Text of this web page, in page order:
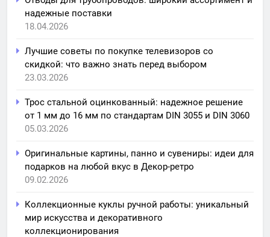
надежные поставки
18.04.2026
Лучшие советы по покупке телевизоров со
скидкой: что важно знать перед выбором
23.03.2026
Трос стальной оцинкованный: надежное решение
от 1 мм до 16 мм по стандартам DIN 3055 и DIN 3060
05.03.2026
Оригинальные картины, панно и сувениры: идеи для
подарков на любой вкус в Декор-ретро
09.02.2026
Коллекционные куклы ручной работы: уникальный
мир искусства и декоративного
коллекционирования